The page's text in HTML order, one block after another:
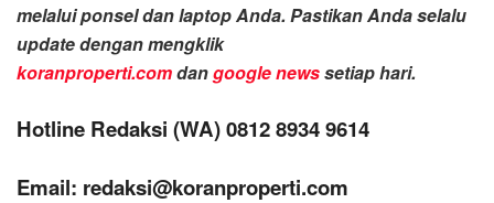
melalui ponsel dan laptop Anda. Pastikan Anda selalu
update dengan mengklik
koranproperti.comdangoogle newssetiap hari.
Hotline Redaksi (WA) 0812 8934 9614
Email: redaksi@koranproperti.com